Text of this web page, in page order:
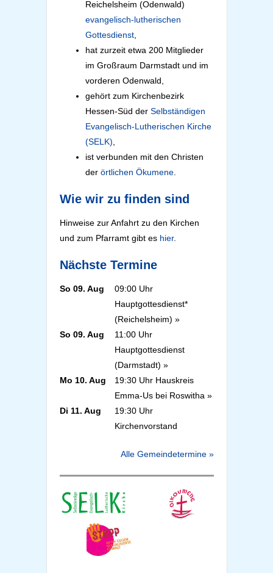
Reichelsheim (Odenwald)
evangelisch-lutherischen
Gottesdienst,
hat zurzeit etwa 200 Mitglieder
im Großraum Darmstadt und im
vorderen Odenwald,
gehört zum Kirchenbezirk
Hessen-Süd der Selbständigen
Evangelisch-Lutherischen Kirche
(SELK),
ist verbunden mit den Christen
der örtlichen Ökumene.
Wie wir zu finden sind
Hinweise zur Anfahrt zu den Kirchen
und zum Pfarramt gibt es hier.
Nächste Termine
So 09. Aug
09:00 Uhr
Hauptgottesdienst*
(Reichelsheim) »
So 09. Aug
11:00 Uhr
Hauptgottesdienst
(Darmstadt) »
Mo 10. Aug
19:30 Uhr Hauskreis
Emma-Us bei Roswitha »
Di 11. Aug
19:30 Uhr
Kirchenvorstand
Alle Gemeindetermine »